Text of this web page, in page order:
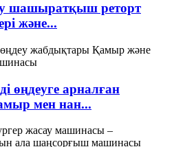
шашыратқыш реторт
және...
өңдеуге арналған
мен нан...